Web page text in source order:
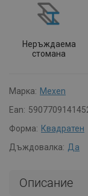
Неръждаема
стомана
Марка: Mexen
Ean:
Форма: Квадратен
Дъждовалка: Да
Описание